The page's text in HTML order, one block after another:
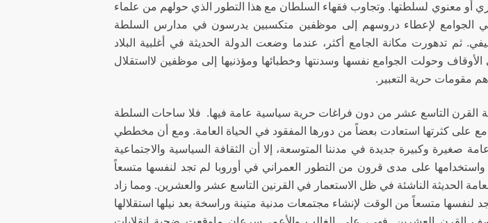
أو معنوي لسلطتها. وتجاوب فقهاء السلطان مع هذا التطور الذي حولهم من علماء
الجوامع لإعطاء دروسهم إلى موظفين متكسبين يدرسون في مدارس السلطة
ثم تدهورت مكانة الجامع أكثر، عندما وضعت الدولة الحديثة في أغلبية البلاد
الأوقاف وحولت الجوامع نفسها وسدنتها وخطبائها ومؤذنيها إلى موظفين لااستقلال
مقومات حرية التعبير.
القرن التاسع عشر من دون فراغات حرية سياسية عامة فيها. فلا ساحات السلطة
على كثرتها استعادت بعضاً من دورها المفقود في الحياة العامة. ومع أن مخططي
صغيرة وكبيرة جديدة في مدننا المتوسعة، إلا أن الثقافة السياسية والاجتماعية
على مدى قرون من التطور العمراني في أوروبا لم تجد لنفسها متسعاً
الحديثة الناشئة في ظل الاستعمار في القرنين التاسع عشر والعشرين. ومما زاد
تجد لنفسها متسعاً من الوقت لإنشاء مجتمعات مدنية متينة وراسخة بعد نيلها استقلالها